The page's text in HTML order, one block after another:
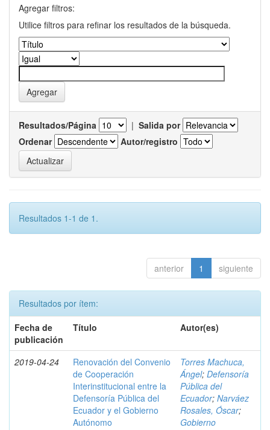
Agregar filtros:
Utilice filtros para refinar los resultados de la búsqueda.
Resultados/Página | Salida por
Ordenar
Autor/registro
Resultados 1-1 de 1.
anterior 1 siguiente
Resultados por ítem:
Fecha de
publicación
Título Autor(es)
2019-04-24
Renovación del Convenio
de Cooperación
Interinstitucional entre la
Defensoría Pública del
Ecuador y el Gobierno
Autónomo
Torres Machuca,
Ángel; Defensoría
Pública del
Ecuador; Narváez
Rosales, Óscar;
Gobierno